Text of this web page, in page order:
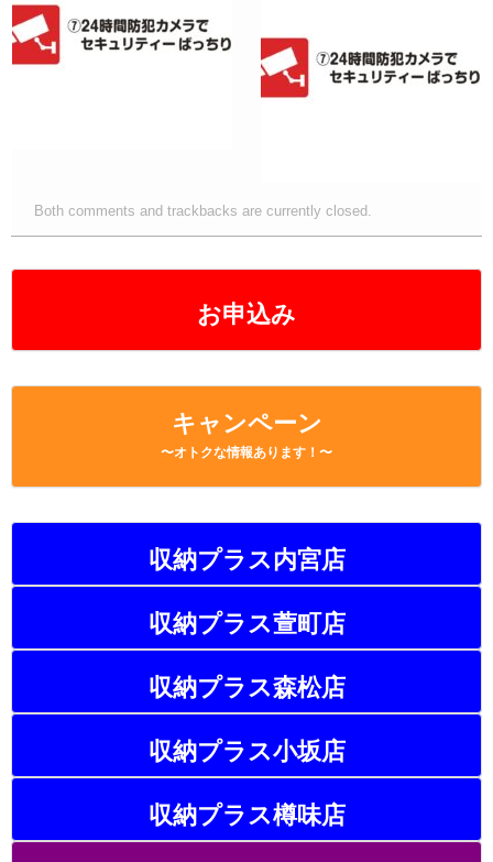
お申込み
キャンペーン
〜オトクな情報あります！〜
収納プラス内宮店
収納プラス萱町店
収納プラス森松店
収納プラス小坂店
収納プラス樽味店
o
o
k
Both comments and trackbacks are currently closed.